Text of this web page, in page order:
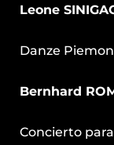
Leone
Danze
Bernhard
Concierto